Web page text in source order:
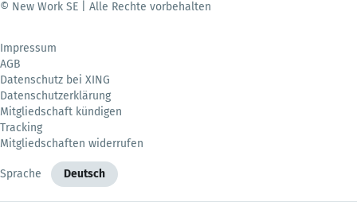
© New Work SE | Alle Rechte vorbehalten
Impressum
AGB
Datenschutz bei XING
Datenschutzerklärung
Mitgliedschaft kündigen
Tracking
Mitgliedschaften widerrufen
Sprache Deutsch